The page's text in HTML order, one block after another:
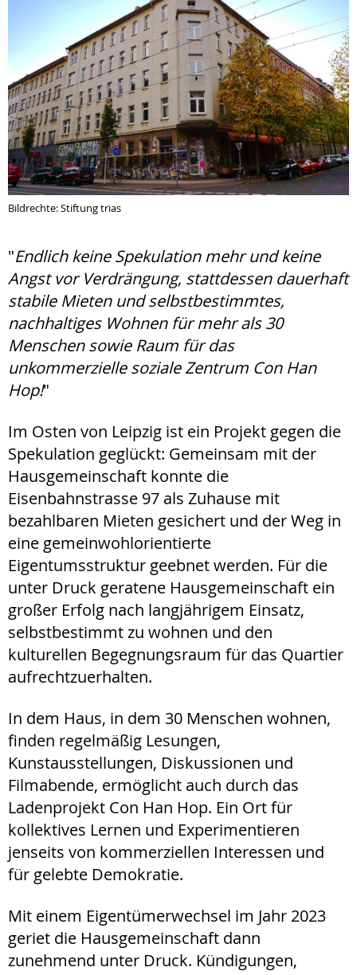
Bildrechte: Stiftung trias
"Endlich keine Spekulation mehr und keine
Angst vor Verdrängung, stattdessen dauerhaft
stabile Mieten und selbstbestimmtes,
nachhaltiges Wohnen für mehr als 30
Menschen sowie Raum für das
unkommerzielle soziale Zentrum Con Han
Hop!"
Im Osten von Leipzig ist ein Projekt gegen die
Spekulation geglückt: Gemeinsam mit der
Hausgemeinschaft konnte die
Eisenbahnstrasse 97 als Zuhause mit
bezahlbaren Mieten gesichert und der Weg in
eine gemeinwohlorientierte
Eigentumsstruktur geebnet werden. Für die
unter Druck geratene Hausgemeinschaft ein
großer Erfolg nach langjährigem Einsatz,
selbstbestimmt zu wohnen und den
kulturellen Begegnungsraum für das Quartier
aufrechtzuerhalten.
In dem Haus, in dem 30 Menschen wohnen,
finden regelmäßig Lesungen,
Kunstausstellungen, Diskussionen und
Filmabende, ermöglicht auch durch das
Ladenprojekt Con Han Hop. Ein Ort für
kollektives Lernen und Experimentieren
jenseits von kommerziellen Interessen und
für gelebte Demokratie.
Mit einem Eigentümerwechsel im Jahr 2023
geriet die Hausgemeinschaft dann
zunehmend unter Druck. Kündigungen,